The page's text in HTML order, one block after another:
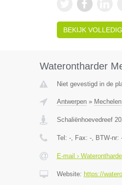
BEKIJK
Waterontharder
Niet gevestigd in de
Antwerpen» Mechelen
Schaliënhoevedreef 20
Tel: -, Fax: -, BTW-nr:
E-mail ›
Website: https://